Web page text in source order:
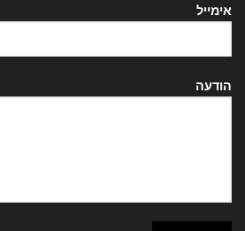
אימייל
הודעה